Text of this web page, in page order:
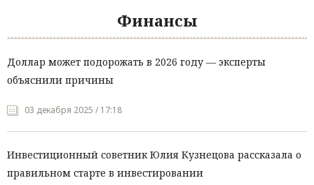
Финансы
Доллар может подорожать в 2026 году — эксперты
объяснили причины
03 декабря 2025 / 17:18
Инвестиционный советник Юлия Кузнецова рассказала о
правильном старте в инвестировании